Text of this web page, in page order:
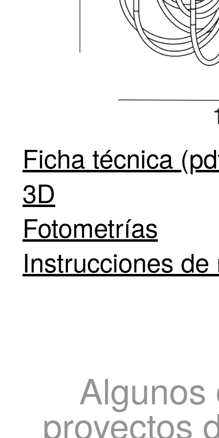
Ficha técnica
3D
Fotometrías
Instrucciones
proyectos